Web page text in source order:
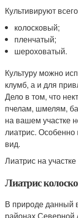
Культивируют
колосковый;
пленчатый;
шероховатый.
Культуру можно
клумб, а и для
Дело в том, что
пчелам, шмелям,
на вашем участке
лиатрис. Особенно
вид.
Лиатрис на участке
Лиатрис
В природе данный